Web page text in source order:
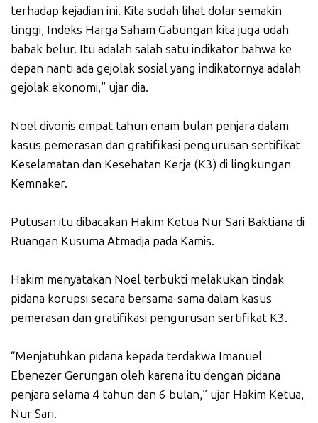
terhadap kejadian ini. Kita sudah lihat dolar semakin
tinggi, Indeks Harga Saham Gabungan kita juga udah
babak belur. Itu adalah salah satu indikator bahwa ke
depan nanti ada gejolak sosial yang indikatornya adalah
gejolak ekonomi,” ujar dia.
Noel divonis empat tahun enam bulan penjara dalam
kasus pemerasan dan gratifikasi pengurusan sertifikat
Keselamatan dan Kesehatan Kerja (K3) di lingkungan
Kemnaker.
Putusan itu dibacakan Hakim Ketua Nur Sari Baktiana di
Ruangan Kusuma Atmadja pada Kamis.
Hakim menyatakan Noel terbukti melakukan tindak
pidana korupsi secara bersama-sama dalam kasus
pemerasan dan gratifikasi pengurusan sertifikat K3.
“Menjatuhkan pidana kepada terdakwa Imanuel
Ebenezer Gerungan oleh karena itu dengan pidana
penjara selama 4 tahun dan 6 bulan,” ujar Hakim Ketua,
Nur Sari.